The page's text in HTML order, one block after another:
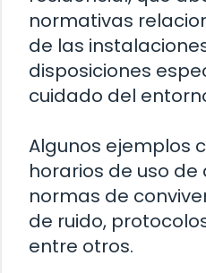
normativas
de las
disposiciones
cuidado del
Algunos ejemplos
horarios de uso
normas de
de ruido,
entre otros.